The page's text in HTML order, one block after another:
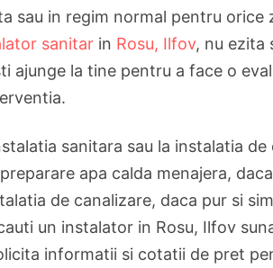
sau in regim normal pentru orice
sanitar in Rosu, Ilfov, nu ezita
ajunge la tine pentru a face o
sanitara sau la instalatia de
apa calda menajera,
de canalizare, daca pur si
un instalator in Rosu, Ilfov
informatii si cotatii de pret